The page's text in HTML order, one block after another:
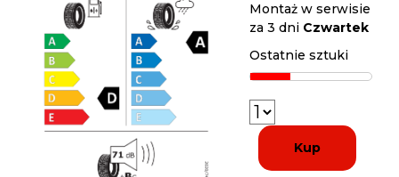
Montaż w serwisie
za 3 dni Czwartek
Ostatnie sztuki
Kup